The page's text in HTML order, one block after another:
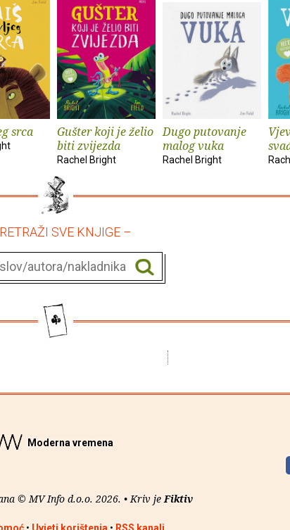
srca
Gušter koji je želio
biti zvijezda
Rachel Bright
Dugo putovanje
malog vuka
Rachel Bright
SVE KNJIGE –
Moderna vremena
© MV Info d.o.o. 2026. • Kriv je Fiktiv
• Uvjeti korištenja • RSS kanali